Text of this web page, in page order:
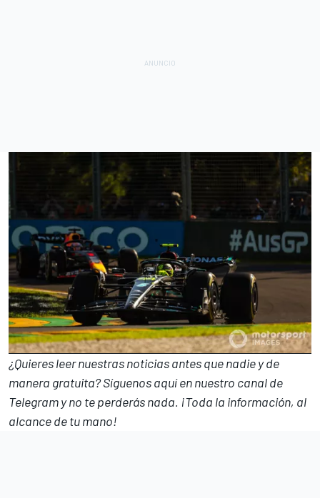
¿Quieres leer nuestras noticias antes que nadie y de
manera gratuita? Síguenosaquí en nuestro canal de
Telegramy no te perderás nada. ¡Toda la información, al
alcance de tu mano!